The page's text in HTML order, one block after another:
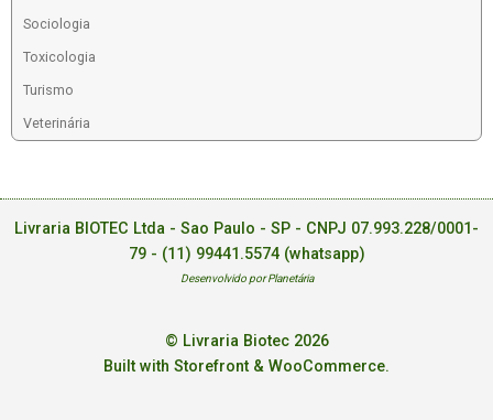
Sociologia
Toxicologia
Turismo
Veterinária
Livraria BIOTEC Ltda - Sao Paulo - SP - CNPJ 07.993.228/0001-
79 - (11) 99441.5574 (whatsapp)
Desenvolvido por Planetária
© Livraria Biotec 2026
Built with Storefront & WooCommerce.